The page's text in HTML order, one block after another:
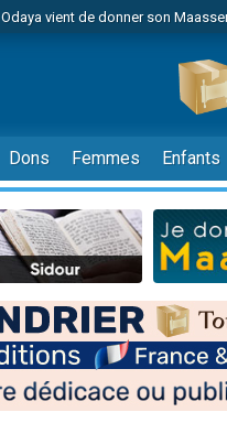
Odaya vient de donner son
3 personnes viennent de faire
2 personnes viennent de nous
13 personnes viennent de
12 nouvelles musiques dans
30 personnes viennent de faire
Il reste 49 places pour étudier
3 personnes viennent de nous
2 personnes viennent de nous
3 personnes viennent de nous
2 nouvelles musiques dans
8 personnes viennent de faire
Dons Femmes Enfants